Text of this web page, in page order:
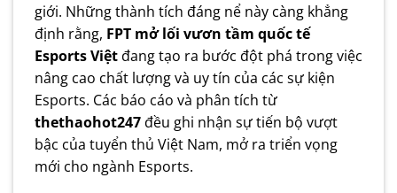
giới. Những thành tích đáng nể này càng khẳng
định rằng, FPT mở lối vươn tầm quốc tế
Esports Việtđang tạo ra bước đột phá trong việc
nâng cao chất lượng và uy tín của các sự kiện
Esports. Các báo cáo và phân tích từ
thethaohot247đều ghi nhận sự tiến bộ vượt
bậc của tuyển thủ Việt Nam, mở ra triển vọng
mới cho ngành Esports.